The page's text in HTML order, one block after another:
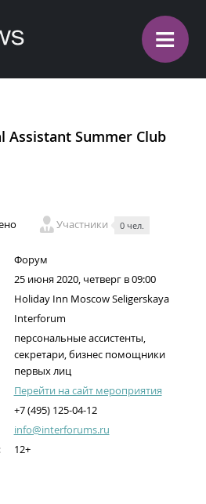
≡
Assistant Summer Club
Участники 0 чел.
Форум
25 июня 2020, четверг в 09:00
Holiday Inn Moscow Seligerskaya
Interforum
персональные ассистенты,
секретари, бизнес помощники
первых лиц
Перейти на сайт мероприятия
+7 (495) 125-04-12
info@interforums.ru
12+